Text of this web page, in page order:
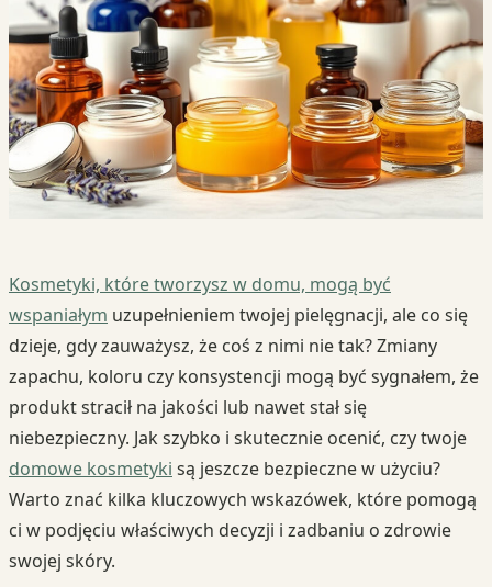
Kosmetyki, które tworzysz w domu, mogą być
wspaniałym uzupełnieniem twojej pielęgnacji, ale co się
dzieje, gdy zauważysz, że coś z nimi nie tak? Zmiany
zapachu, koloru czy konsystencji mogą być sygnałem, że
produkt stracił na jakości lub nawet stał się
niebezpieczny. Jak szybko i skutecznie ocenić, czy twoje
domowe kosmetyki są jeszcze bezpieczne w użyciu?
Warto znać kilka kluczowych wskazówek, które pomogą
ci w podjęciu właściwych decyzji i zadbaniu o zdrowie
swojej skóry.